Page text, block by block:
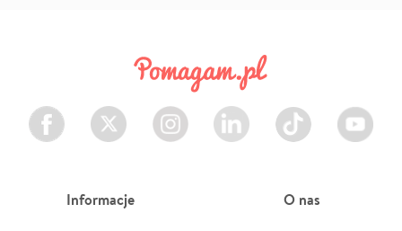
Facebook Twitter Instagram LinkedIn TikTok Youtube
Informacje O nas